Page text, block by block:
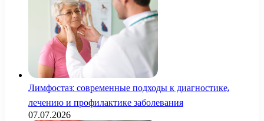
Лимфостаз: современные подходы к диагностике,
лечению и профилактике заболевания
07.07.2026